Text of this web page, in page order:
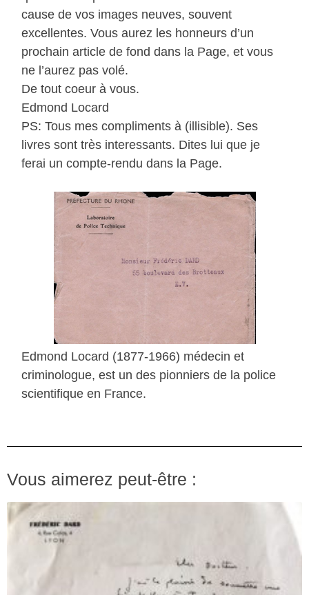
cause de vos images neuves, souvent
excellentes. Vous aurez les honneurs d’un
prochain article de fond dans la Page, et vous
ne l’aurez pas volé.
De tout coeur à vous.
Edmond Locard
PS: Tous mes compliments à (illisible). Ses
livres sont très interessants. Dites lui que je
ferai un compte-rendu dans la Page.
Edmond Locard (1877-1966) médecin et
criminologue, est un des pionniers de la police
scientifique en France.
Vous aimerez peut-être :